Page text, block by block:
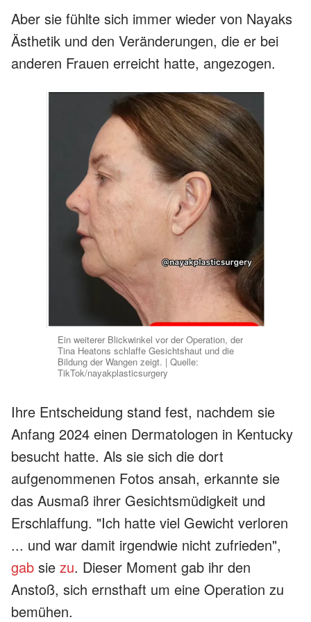
Aber sie fühlte sich immer wieder von Nayaks
Ästhetik und den Veränderungen, die er bei
anderen Frauen erreicht hatte, angezogen.
Ein weiterer Blickwinkel vor der Operation, der
Tina Heatons schlaffe Gesichtshaut und die
Bildung der Wangen zeigt. | Quelle:
TikTok/nayakplasticsurgery
Ihre Entscheidung stand fest, nachdem sie
Anfang 2024 einen Dermatologen in Kentucky
besucht hatte. Als sie sich die dort
aufgenommenen Fotos ansah, erkannte sie
das Ausmaß ihrer Gesichtsmüdigkeit und
Erschlaffung. "Ich hatte viel Gewicht verloren
... und war damit irgendwie nicht zufrieden",
gab sie zu. Dieser Moment gab ihr den
Anstoß, sich ernsthaft um eine Operation zu
bemühen.